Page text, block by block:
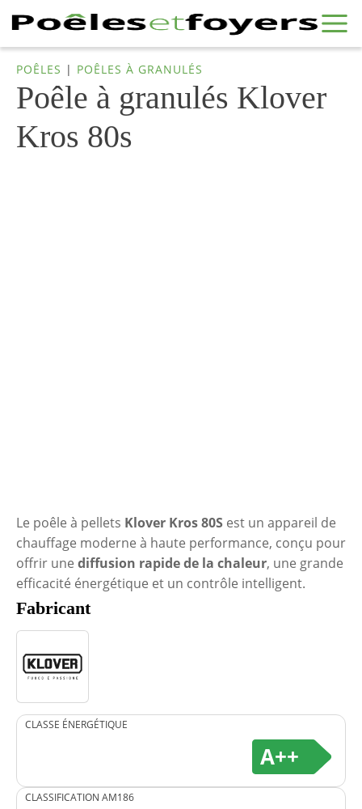
POÊLES | POÊLES À GRANULÉS
Poêle à granulés Klover
Kros 80s
Le poêle à pellets Klover Kros 80S est un appareil de
chauffage moderne à haute performance, conçu pour
offrir une diffusion rapide de la chaleur, une grande
efficacité énergétique et un contrôle intelligent.
Fabricant
CLASSE ÉNERGÉTIQUE
A++
CLASSIFICATION AM186